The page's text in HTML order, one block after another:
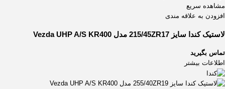
مشاهده سریع
افزودن به علاقه مندی
لاستیک کندا سایز 215/45ZR17 مدل Vezda UHP A/S KR400
تماس بگیرید
اطلاعات بیشتر